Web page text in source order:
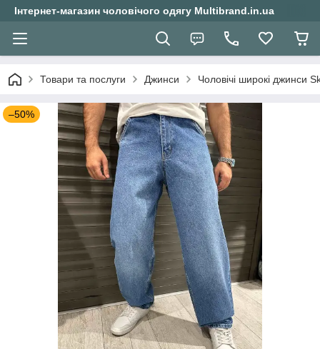
Інтернет-магазин чоловічого одягу Multibrand.in.ua
Товари та послуги Джинси Чоловічі широкі джинси
–50%